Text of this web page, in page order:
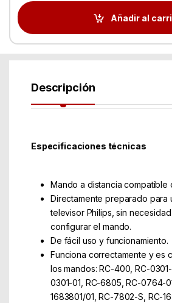
Añadir al
Descripción
Especificaciones técnicas
Mando a distancia compatible
Directamente preparado para
televisor Philips, sin
configurar el mando.
De fácil uso y funcionamiento.
Funciona correctamente y es
los mandos: RC-400, RC-
0301-01, RC-6805, RC-0764-
1683801/01, RC-7802-S, RC-